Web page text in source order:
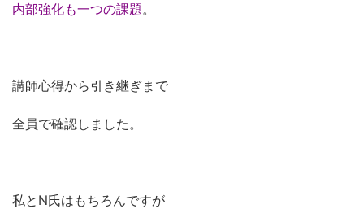
内部強化も一つの課題。
講師心得から引き継ぎまで
全員で確認しました。
私とN氏はもちろんですが